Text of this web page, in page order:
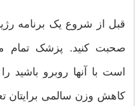
قبل از شروع یک برنامه
صحبت کنید. پزشک تمام
است با آنها روبرو
کاهش وزن سالمی برایتان